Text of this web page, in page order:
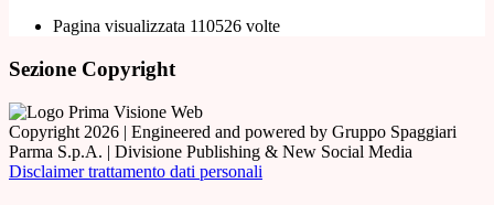
Pagina visualizzata 110526 volte
Sezione Copyright
Copyright 2026 | Engineered and powered by Gruppo Spaggiari
Parma S.p.A. | Divisione Publishing & New Social Media
Disclaimer trattamento dati personali